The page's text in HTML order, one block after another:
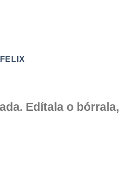
FELIX
Edítala o bórrala,